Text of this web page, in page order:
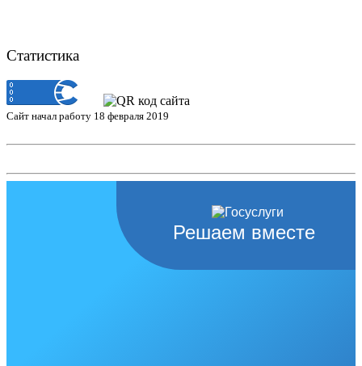
Статистика
Сайт начал работу 18 февраля 2019
Решаем вместе